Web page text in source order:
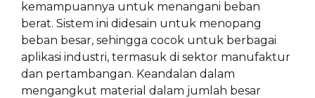
kemampuannya untuk menangani beban
berat. Sistem ini didesain untuk menopang
beban besar, sehingga cocok untuk berbagai
aplikasi industri, termasuk di sektor manufaktur
dan pertambangan. Keandalan dalam
mengangkut material dalam jumlah besar